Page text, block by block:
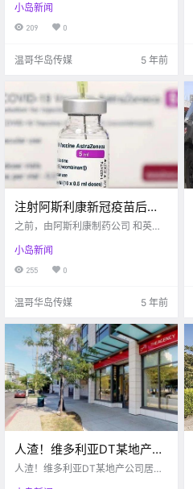
敢威胁目击者？？？ 听着是不是很
离奇 维多利亚昨日 就发生了这样的
小岛新闻
209 0
温哥华岛传媒 5 年前
注射阿斯利康新冠疫苗后，
副作用居然是血栓？！已经
之前，由阿斯利康制药公司 和英国
疫苗由于存在 严重不良反应的可能
性， 在全球十多个国家被暂停接
种， 其严重不良反应包括凝血、 血
小岛新闻
255 0
温哥华岛传媒 5 年前
人渣！维多利亚DT某地产公
司居然性侵职员？本地机场
人渣！维多利亚DT某地产公司居然